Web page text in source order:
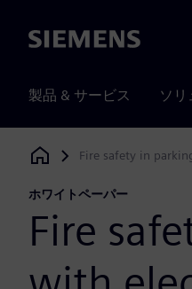
Siemens
製品 & サービス ソリ
Siemens Digital Industries
Fire safety in
ホワイトペーパー
Fire